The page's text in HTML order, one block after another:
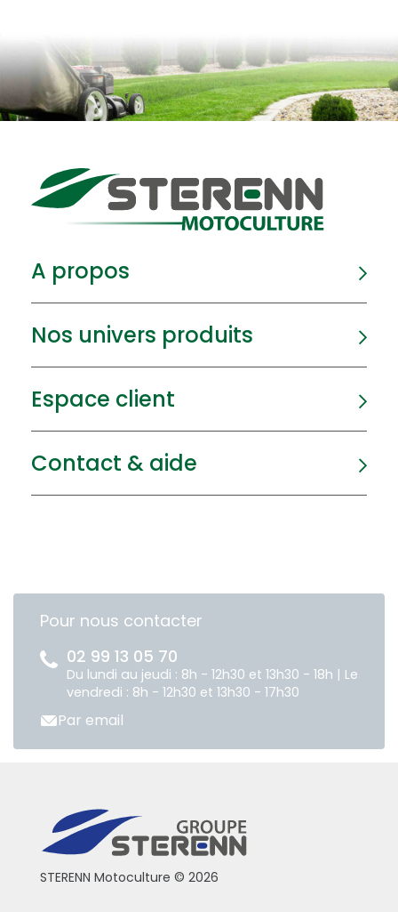
A propos
Nos univers produits
Espace client
Contact & aide
Pour nous contacter
02 99 13 05 70
Du lundi au jeudi : 8h - 12h30 et 13h30 - 18h | Le
vendredi : 8h - 12h30 et 13h30 - 17h30
Par email
STERENN Motoculture © 2026